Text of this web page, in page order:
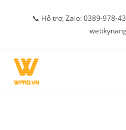
📞 Hỗ trợ, Zalo: 0389-978-